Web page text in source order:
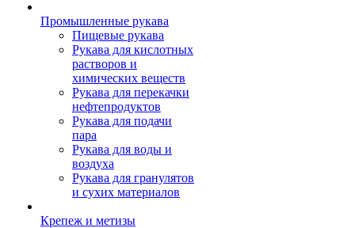
Промышленные рукава
Пищевые рукава
Рукава для кислотных
растворов и
химических веществ
Рукава для перекачки
нефтепродуктов
Рукава для подачи
пара
Рукава для воды и
воздуха
Рукава для гранулятов
и сухих материалов
Крепеж и метизы